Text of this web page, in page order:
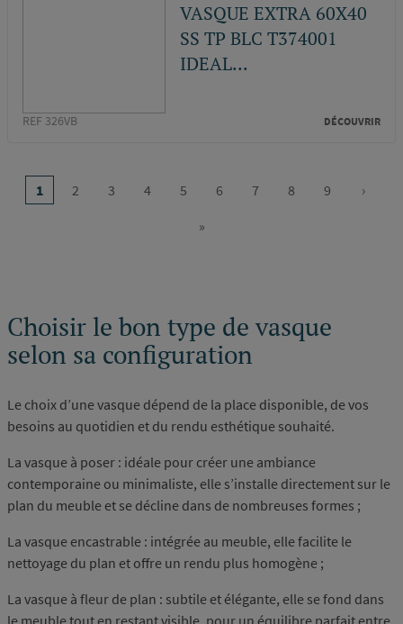
VASQUE EXTRA 60X40
SS TP BLC T374001
IDEAL...
REF 326VB DÉCOUVRIR
Page
1 Page
2 Page
3 Page
4 Page
5 Page
6 Page
7 Page
8 Page
9
Page
›
Dernière
»
Choisir le bon type de vasque
selon sa configuration
Le choix d’une vasque dépend de la place disponible, de vos
besoins au quotidien et du rendu esthétique souhaité.
La vasque à poser : idéale pour créer une ambiance
contemporaine ou minimaliste, elle s’installe directement sur le
plan du meuble et se décline dans de nombreuses formes ;
La vasque encastrable : intégrée au meuble, elle facilite le
nettoyage du plan et offre un rendu plus homogène ;
La vasque à fleur de plan : subtile et élégante, elle se fond dans